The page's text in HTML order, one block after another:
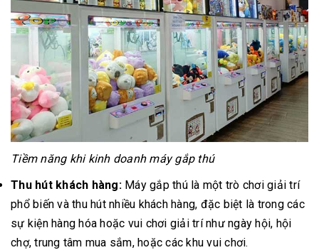
Tiềm năng khi kinh doanh máy gắp thú
Thu hút khách hàng:Máy gắp thú là một trò chơi giải trí
phổ biến và thu hút nhiều khách hàng, đặc biệt là trong các
sự kiện hàng hóa hoặc vui chơi giải trí như ngày hội, hội
chợ, trung tâm mua sắm, hoặc các khu vui chơi.